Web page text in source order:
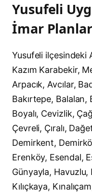
Yusufeli
İmar
Yusufeli ilçesindeki
Kazım Karabekir,
Arpacık, Avcılar,
Bakırtepe, Balalan,
Boyalı, Cevizlik,
Çevreli, Çıralı,
Demirkent,
Erenköy, Esendal,
Günyayla, Havuzlu,
Kılıçkaya,